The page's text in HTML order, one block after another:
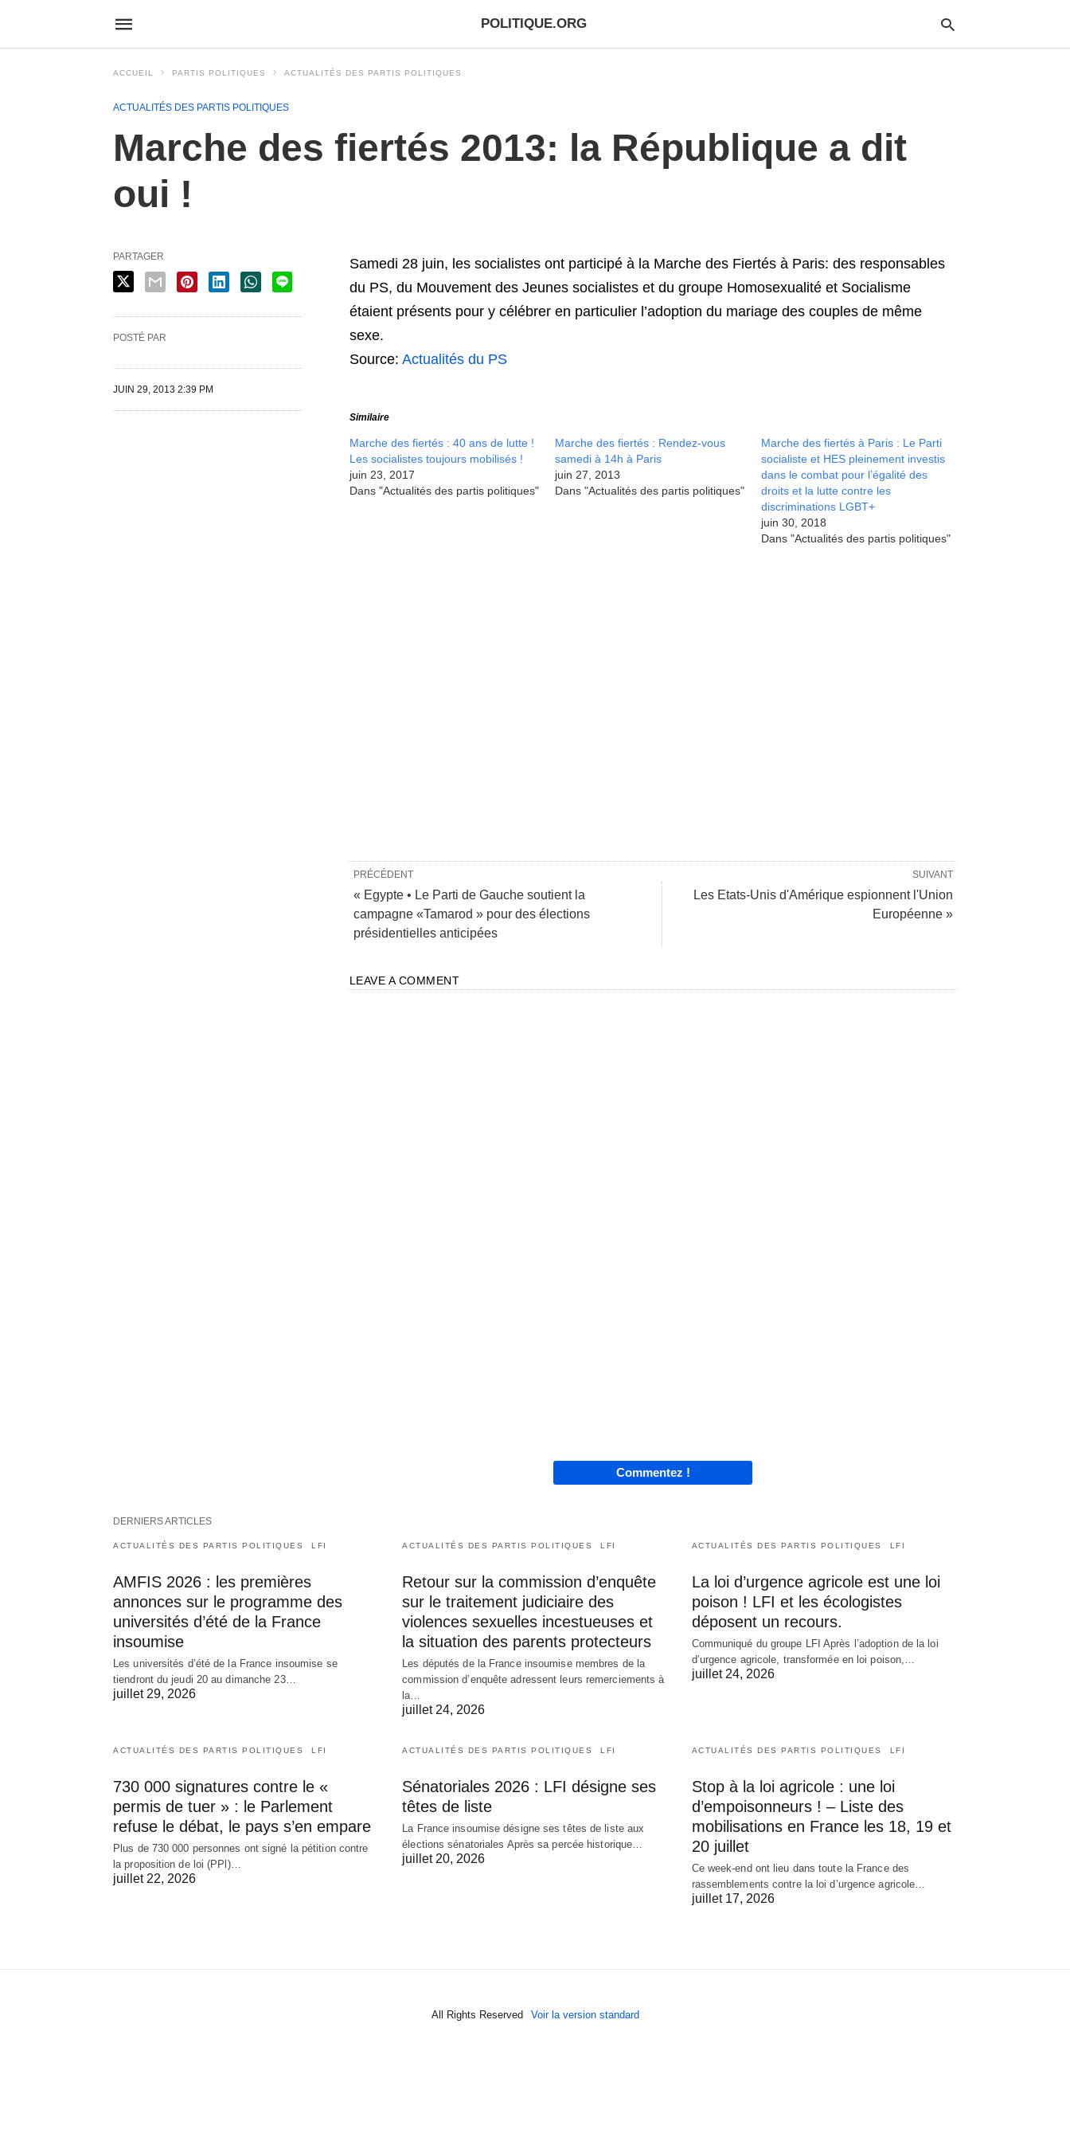
POLITIQUE.ORG
ACCUEIL PARTIS POLITIQUES ACTUALITÉS DES PARTIS POLITIQUES
ACTUALITÉS DES PARTIS POLITIQUES
Marche des fiertés 2013: la République a dit
oui !
Samedi 28 juin, les socialistes ont participé à la Marche des Fiertés à Paris: des responsables
du PS, du Mouvement des Jeunes socialistes et du groupe Homosexualité et Socialisme
étaient présents pour y célébrer en particulier l’adoption du mariage des couples de même
sexe.
Source: Actualités du PS
Similaire
Marche des fiertés : 40 ans de lutte !
Les socialistes toujours mobilisés !
juin 23, 2017
Dans "Actualités des partis politiques"
Marche des fiertés : Rendez-vous
samedi à 14h à Paris
juin 27, 2013
Dans "Actualités des partis politiques"
Marche des fiertés à Paris : Le Parti
socialiste et HES pleinement investis
dans le combat pour l’égalité des
droits et la lutte contre les
discriminations LGBT+
juin 30, 2018
Dans "Actualités des partis politiques"
SUIVANT
Les Etats-Unis d'Amérique espionnent l'Union
Européenne »
PRÉCÉDENT
« Egypte • Le Parti de Gauche soutient la
campagne «Tamarod » pour des élections
présidentielles anticipées
LEAVE A COMMENT
Commentez !
PARTAGER
POSTÉ PAR
JUIN 29, 2013 2:39 PM
DERNIERS ARTICLES
ACTUALITÉS DES PARTIS POLITIQUES LFI
AMFIS 2026 : les premières
annonces sur le programme des
universités d’été de la France
insoumise
Les universités d’été de la France insoumise se
tiendront du jeudi 20 au dimanche 23…
juillet 29, 2026
ACTUALITÉS DES PARTIS POLITIQUES LFI
Retour sur la commission d’enquête
sur le traitement judiciaire des
violences sexuelles incestueuses et
la situation des parents protecteurs
Les députés de la France insoumise membres de la
commission d’enquête adressent leurs remerciements à
la…
juillet 24, 2026
ACTUALITÉS DES PARTIS POLITIQUES LFI
La loi d’urgence agricole est une loi
poison ! LFI et les écologistes
déposent un recours.
Communiqué du groupe LFI Après l’adoption de la loi
d’urgence agricole, transformée en loi poison,…
juillet 24, 2026
ACTUALITÉS DES PARTIS POLITIQUES LFI
730 000 signatures contre le «
permis de tuer » : le Parlement
refuse le débat, le pays s’en empare
Plus de 730 000 personnes ont signé la pétition contre
la proposition de loi (PPl)…
juillet 22, 2026
ACTUALITÉS DES PARTIS POLITIQUES LFI
Sénatoriales 2026 : LFI désigne ses
têtes de liste
La France insoumise désigne ses têtes de liste aux
élections sénatoriales Après sa percée historique…
juillet 20, 2026
ACTUALITÉS DES PARTIS POLITIQUES LFI
Stop à la loi agricole : une loi
d’empoisonneurs ! – Liste des
mobilisations en France les 18, 19 et
20 juillet
Ce week-end ont lieu dans toute la France des
rassemblements contre la loi d’urgence agricole…
juillet 17, 2026
All Rights Reserved Voir la version standard